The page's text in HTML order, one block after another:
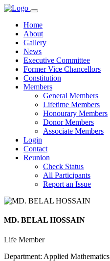
Home
About
Gallery
News
Executive Committee
Former Vice Chancellors
Constitution
Members
General Members
Lifetime Members
Honourary Members
Donor Members
Associate Members
Login
Contact
Reunion
Check Status
All Participants
Report an Issue
MD. BELAL HOSSAIN
Life Member
Department: Applied Mathematics